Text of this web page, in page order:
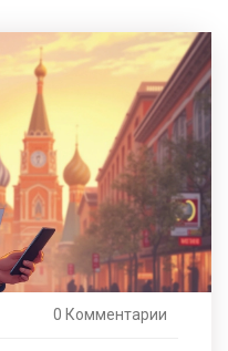
0 Комментарии